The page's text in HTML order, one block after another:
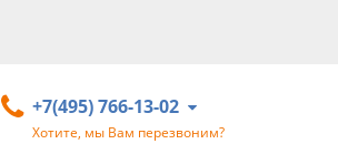
+7(495) 766-13-02
Хотите, мы Вам перезвоним?